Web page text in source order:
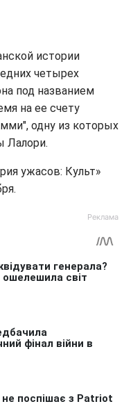
истории
четырех
под названием
на ее счету
одну из которых
Лалори.
ужасов: Культ»